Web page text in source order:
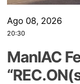
Ago 08, 2026
20:30
ManIAC